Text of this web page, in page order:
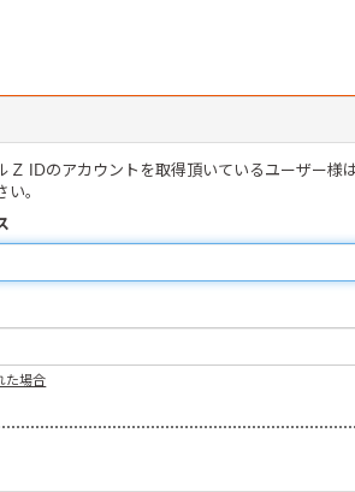
Ｚ IDのアカウントを取得頂いているユーザー
い。
た場合